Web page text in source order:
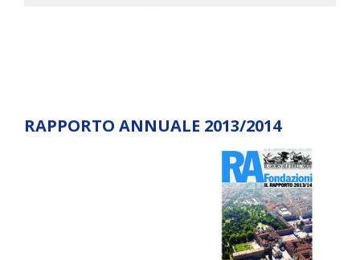
RAPPORTO ANNUALE 2013/2014